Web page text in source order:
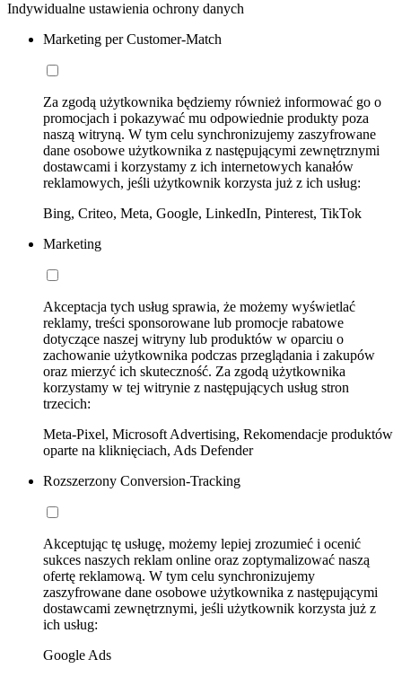
Indywidualne ustawienia ochrony danych
Marketing per Customer-Match
Za zgodą użytkownika będziemy również informować go o
promocjach i pokazywać mu odpowiednie produkty poza
naszą witryną. W tym celu synchronizujemy zaszyfrowane
dane osobowe użytkownika z następującymi zewnętrznymi
dostawcami i korzystamy z ich internetowych kanałów
reklamowych, jeśli użytkownik korzysta już z ich usług:
Bing, Criteo, Meta, Google, LinkedIn, Pinterest, TikTok
Marketing
Akceptacja tych usług sprawia, że możemy wyświetlać
reklamy, treści sponsorowane lub promocje rabatowe
dotyczące naszej witryny lub produktów w oparciu o
zachowanie użytkownika podczas przeglądania i zakupów
oraz mierzyć ich skuteczność. Za zgodą użytkownika
korzystamy w tej witrynie z następujących usług stron
trzecich:
Meta-Pixel, Microsoft Advertising, Rekomendacje produktów
oparte na kliknięciach, Ads Defender
Rozszerzony Conversion-Tracking
Akceptując tę usługę, możemy lepiej zrozumieć i ocenić
sukces naszych reklam online oraz zoptymalizować naszą
ofertę reklamową. W tym celu synchronizujemy
zaszyfrowane dane osobowe użytkownika z następującymi
dostawcami zewnętrznymi, jeśli użytkownik korzysta już z
ich usług:
Google Ads